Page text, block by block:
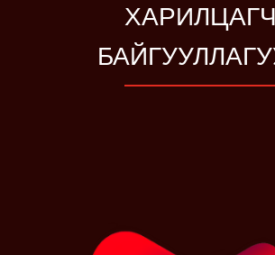
ХАРИЛЦАГЧ